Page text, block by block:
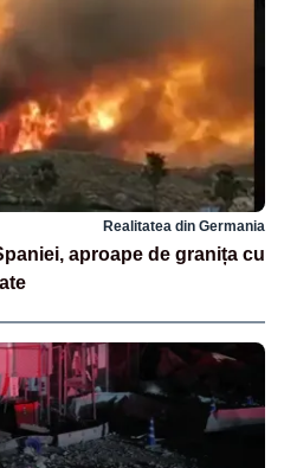
Realitatea din Germania
aproape de granița cu